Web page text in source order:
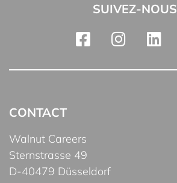
SUIVEZ-NOUS
CONTACT
Walnut Careers
Sternstrasse 49
D-40479 Düsseldorf